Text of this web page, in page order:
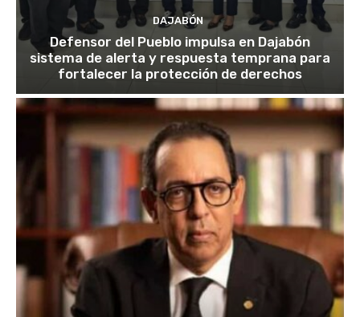
DAJABÓN
Defensor del Pueblo impulsa en Dajabón
sistema de alerta y respuesta temprana para
fortalecer la protección de derechos